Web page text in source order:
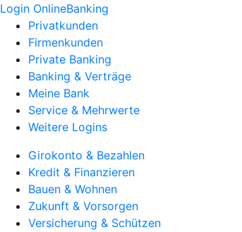
Login OnlineBanking
Privatkunden
Firmenkunden
Private Banking
Banking & Verträge
Meine Bank
Service & Mehrwerte
Weitere Logins
Girokonto & Bezahlen
Kredit & Finanzieren
Bauen & Wohnen
Zukunft & Vorsorgen
Versicherung & Schützen